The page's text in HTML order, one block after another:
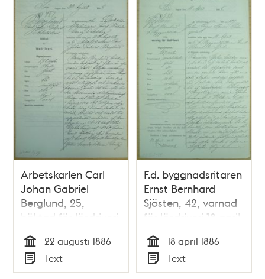
Arbetskarlen Carl
Johan Gabriel
Berglund, 25,
häktad för lösdriveri
22 augusti 1886 -
polisförhör
Tid
22 augusti 1886
Typ
Text
F.d. byggnadsritaren
Ernst Bernhard
Sjösten, 42, varnad
för lösdriveri 18 april
1886 - polisförhör
Tid
18 april 1886
Typ
Text